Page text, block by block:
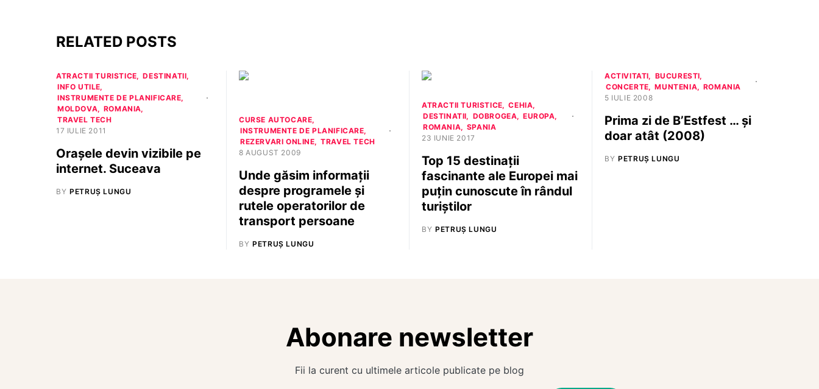
RELATED POSTS
ATRACTII TURISTICE
DESTINATII
INFO UTILE
INSTRUMENTE DE PLANIFICARE
MOLDOVA
ROMANIA
TRAVEL TECH
17 IULIE 2011
Oraşele devin vizibile pe
internet. Suceava
BY PETRUȘ LUNGU
CURSE AUTOCARE
INSTRUMENTE DE PLANIFICARE
REZERVARI ONLINE
TRAVEL TECH
8 AUGUST 2009
Unde găsim informaţii
despre programele şi
rutele operatorilor de
transport persoane
BY PETRUȘ LUNGU
ATRACTII TURISTICE
CEHIA
DESTINATII
DOBROGEA
EUROPA
ROMANIA
SPANIA
23 IUNIE 2017
Top 15 destinații
fascinante ale Europei mai
puțin cunoscute în rândul
turiștilor
BY PETRUȘ LUNGU
ACTIVITATI
BUCURESTI
CONCERTE
MUNTENIA
ROMANIA
5 IULIE 2008
Prima zi de B’Estfest … şi
doar atât (2008)
BY PETRUȘ LUNGU
Abonare newsletter
Fii la curent cu ultimele articole publicate pe blog